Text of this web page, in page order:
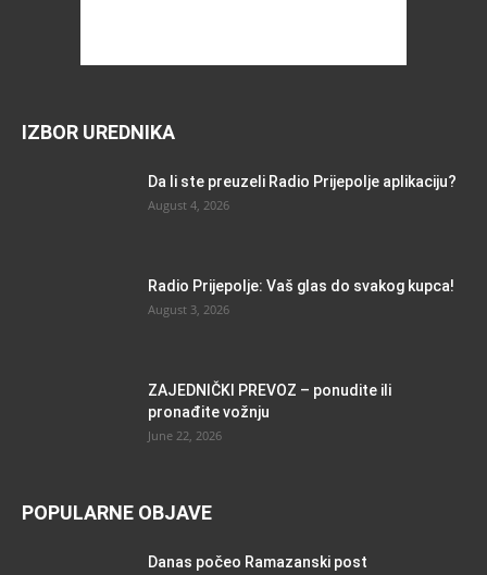
IZBOR UREDNIKA
Da li ste preuzeli Radio Prijepolje aplikaciju?
August 4, 2026
Radio Prijepolje: Vaš glas do svakog kupca!
August 3, 2026
ZAJEDNIČKI PREVOZ – ponudite ili
pronađite vožnju
June 22, 2026
POPULARNE OBJAVE
Danas počeo Ramazanski post